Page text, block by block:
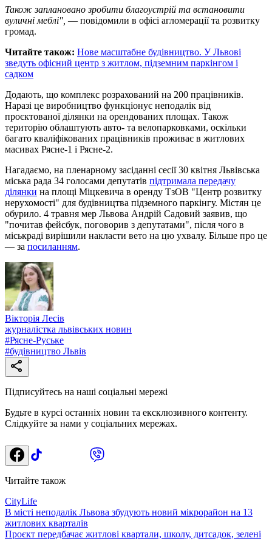
Також заплановано зробити благоустрій та встановити
вуличні меблі", — повідомили в офісі агломерації та розвитку
громад.
Читайте також: Нове масштабне будівництво. У Львові
зведуть офісний центр з житлом, підземним паркінгом і
садком
Додають, що комплекс розрахований на 200 працівників.
Наразі це виробництво функціонує неподалік від
проєктованої ділянки на орендованих площах. Також
територію облаштують авто- та велопарковками, оскільки
багато кваліфікованих працівників проживає в житлових
масивах Рясне-1 і Рясне-2.
Нагадаємо, на пленарному засіданні сесії 30 квітня Львівська
міська рада 34 голосами депутатів підтримала передачу
ділянки на площі Міцкевича в оренду ТзОВ "Центр розвитку
нерухомості" для будівництва підземного паркінгу. Містян це
обурило. 4 травня мер Львова Андрій Садовий заявив, що
"почитав фейсбук, поговорив з депутатами", після чого в
міськраді вирішили накласти вето на цю ухвалу. Більше про це
— за посиланням.
Вікторія Лесів
журналістка львівських новин
#Рясне-Руське
#будівництво Львів
Підписуйтесь на наші соціальні мережі
Будьте в курсі останніх новин та ексклюзивного контенту.
Слідкуйте за нами у соціальних мережах.
Читайте також
CityLife
В місті неподалік Львова збудують новий мікрорайон на 13
житлових кварталів
Проєкт передбачає житлові квартали, школу, дитсадок, зелені